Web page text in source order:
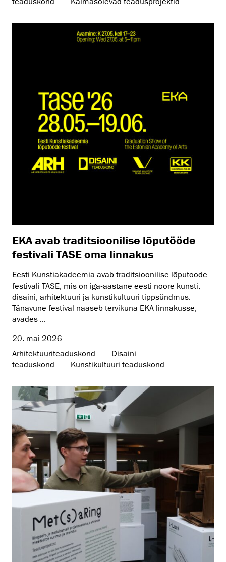
EKA avab traditsioonilise lõputööde
festivali TASE oma linnakus
Eesti Kunstiakadeemia avab traditsioonilise lõputööde
festivali TASE, mis on iga-aastane eesti noore kunsti,
disaini, arhitektuuri ja kunstikultuuri tippsündmus.
Tänavune festival naaseb tervikuna EKA linnakusse,
avades ...
20. mai 2026
Arhitektuuri­teaduskond
Disaini­­
teaduskond
Kunsti­kultuuri teaduskond